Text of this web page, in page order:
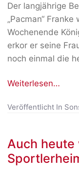
Der langjährige
„Pacman“
Wochenende
erkor er seine
noch einmal die
Weiterlesen…
Veröffentlicht In
Auch heute